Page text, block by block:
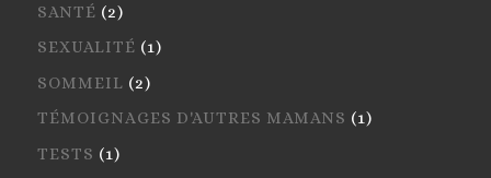
SANTÉ (2)
SEXUALITÉ (1)
SOMMEIL (2)
TÉMOIGNAGES D'AUTRES MAMANS (1)
TESTS (1)